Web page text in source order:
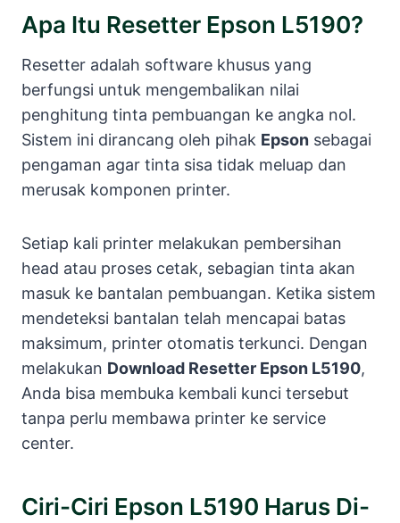
Apa Itu Resetter Epson L5190?
Resetter adalah software khusus yang
berfungsi untuk mengembalikan nilai
penghitung tinta pembuangan ke angka nol.
Sistem ini dirancang oleh pihak Epson sebagai
pengaman agar tinta sisa tidak meluap dan
merusak komponen printer.
Setiap kali printer melakukan pembersihan
head atau proses cetak, sebagian tinta akan
masuk ke bantalan pembuangan. Ketika sistem
mendeteksi bantalan telah mencapai batas
maksimum, printer otomatis terkunci. Dengan
melakukan Download Resetter Epson L5190,
Anda bisa membuka kembali kunci tersebut
tanpa perlu membawa printer ke service
center.
Ciri-Ciri Epson L5190 Harus Di-